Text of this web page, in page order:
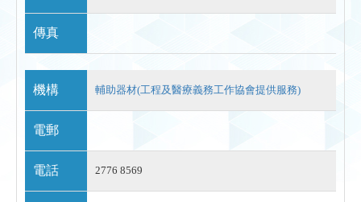
傳真
機構 輔助器材(工程及醫療義務工作協會提供服務)
電郵
電話 2776 8569